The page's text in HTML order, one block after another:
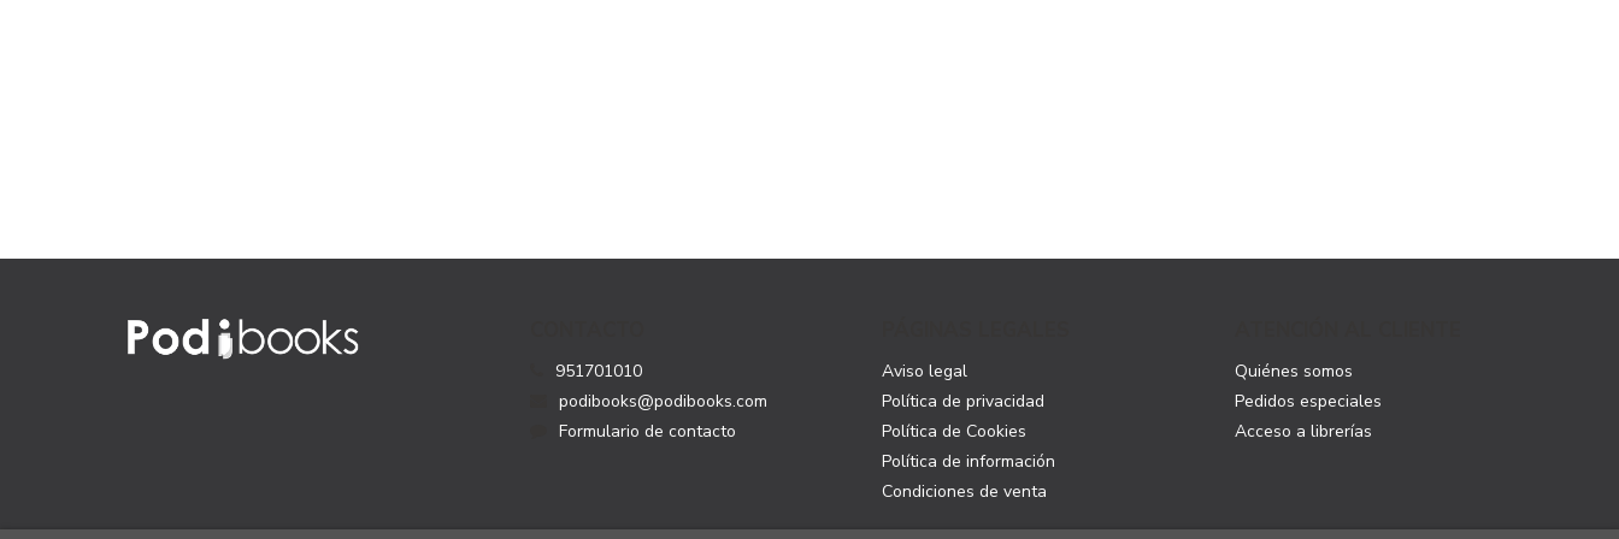
951701010
podibooks@podibooks.com
Formulario de contacto
Aviso legal
Política de privacidad
Política de Cookies
Política de información
Condiciones de venta
Quiénes somos
Pedidos especiales
Acceso a librerías